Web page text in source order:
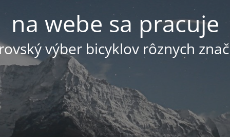
na webe sa pracuje
výber bicyklov rôznych